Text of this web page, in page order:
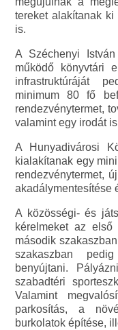
tereket alakítanak
is.
A Széchenyi
működő könyvtári
infrastruktúráját
minimum 80 fő
rendezvénytermet,
valamint egy irodát
A Hunyadivárosi
kialakítanak egy
rendezvénytermet,
akadálymentesítése
A közösségi- és
kérelmeket az
második
szakaszban
benyújtani.
szabadtéri
Valamint
parkosítás, a
burkolatok építése,